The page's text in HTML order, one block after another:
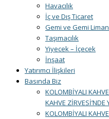
Havacılık
İç ve Dış Ticaret
Gemi ve Gemi
Taşımacılık
Yiyecek – İçecek
İnşaat
Yatırımcı İlişkileri
Basında Biz
KOLOMBİYALI
KAHVE ZİRVESİ’NDE
KOLOMBİYALI